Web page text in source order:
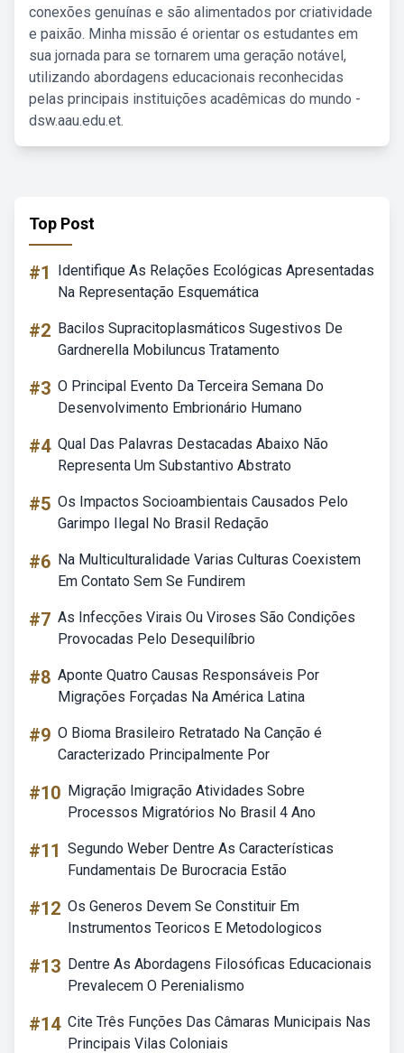
conexões genuínas e são alimentados por criatividade
e paixão. Minha missão é orientar os estudantes em
sua jornada para se tornarem uma geração notável,
utilizando abordagens educacionais reconhecidas
pelas principais instituições acadêmicas do mundo -
dsw.aau.edu.et.
Top Post
#1
Identifique As Relações Ecológicas Apresentadas
Na Representação Esquemática
#2 Bacilos Supracitoplasmáticos Sugestivos De
Gardnerella Mobiluncus Tratamento
#3 O Principal Evento Da Terceira Semana Do
Desenvolvimento Embrionário Humano
#4 Qual Das Palavras Destacadas Abaixo Não
Representa Um Substantivo Abstrato
#5 Os Impactos Socioambientais Causados Pelo
Garimpo Ilegal No Brasil Redação
#6 Na Multiculturalidade Varias Culturas Coexistem
Em Contato Sem Se Fundirem
#7 As Infecções Virais Ou Viroses São Condições
Provocadas Pelo Desequilíbrio
#8 Aponte Quatro Causas Responsáveis Por
Migrações Forçadas Na América Latina
#9 O Bioma Brasileiro Retratado Na Canção é
Caracterizado Principalmente Por
#10 Migração Imigração Atividades Sobre
Processos Migratórios No Brasil 4 Ano
#11 Segundo Weber Dentre As Características
Fundamentais De Burocracia Estão
#12 Os Generos Devem Se Constituir Em
Instrumentos Teoricos E Metodologicos
#13 Dentre As Abordagens Filosóficas Educacionais
Prevalecem O Perenialismo
#14 Cite Três Funções Das Câmaras Municipais Nas
Principais Vilas Coloniais